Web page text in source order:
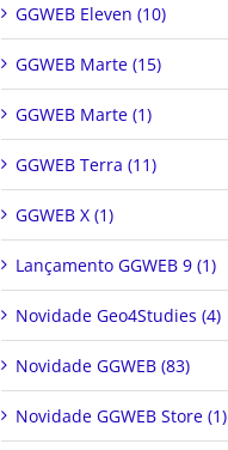
GGWEB Eleven (10)
GGWEB Marte (15)
GGWEB Marte (1)
GGWEB Terra (11)
GGWEB X (1)
Lançamento GGWEB 9 (1)
Novidade Geo4Studies (4)
Novidade GGWEB (83)
Novidade GGWEB Store (1)